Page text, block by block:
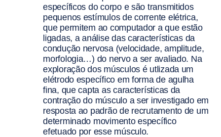
específicos do corpo e são transmitidos
pequenos estímulos de corrente elétrica,
que permitem ao computador a que estão
ligadas, a análise das características da
condução nervosa (velocidade, amplitude,
morfologia…) do nervo a ser avaliado. Na
exploração dos músculos é utlizada um
elétrodo específico em forma de agulha
fina, que capta as características da
contração do músculo a ser investigado em
resposta ao padrão de recrutamento de um
determinado movimento específico
efetuado por esse músculo.